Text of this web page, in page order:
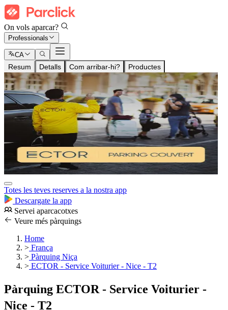
On vols aparcar?
Professionals
CA
Resum Detalls Com arribar-hi? Productes
Totes les teves reserves a la nostra app
Descargate la app
Servei aparcacotxes
Veure més pàrquings
Home
> França
> Pàrquing Niça
> ECTOR - Service Voiturier - Nice - T2
Pàrquing ECTOR - Service Voiturier -
Nice - T2